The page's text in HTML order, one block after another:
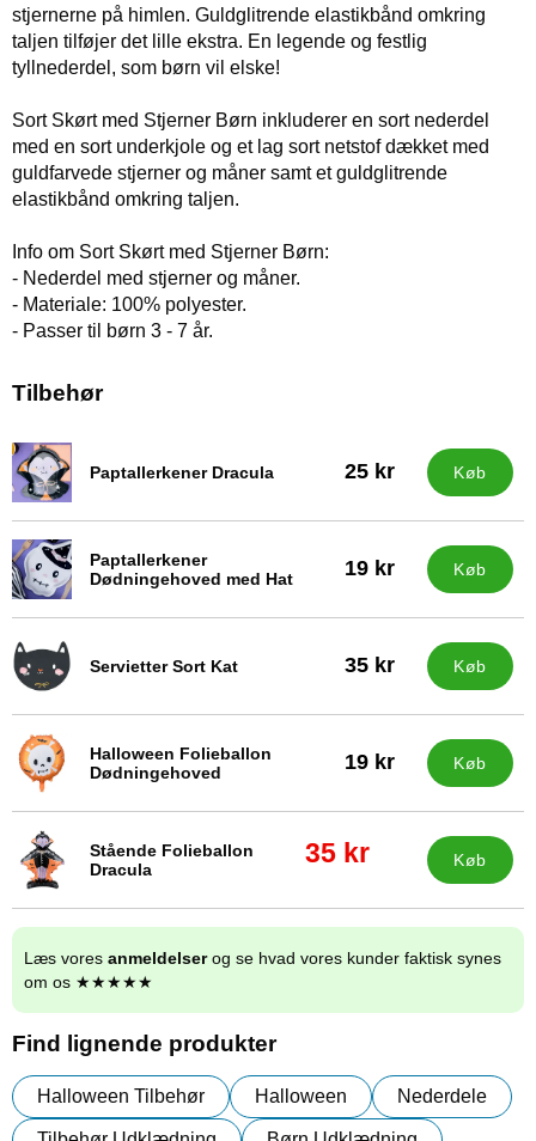
stjernerne på himlen. Guldglitrende elastikbånd omkring
taljen tilføjer det lille ekstra. En legende og festlig
tyllnederdel, som børn vil elske!
Sort Skørt med Stjerner Børn inkluderer en sort nederdel
med en sort underkjole og et lag sort netstof dækket med
guldfarvede stjerner og måner samt et guldglitrende
elastikbånd omkring taljen.
Info om Sort Skørt med Stjerner Børn:
- Nederdel med stjerner og måner.
- Materiale: 100% polyester.
- Passer til børn 3 - 7 år.
Tilbehør
Paptallerkener Dracula
Varenr 43777 25 kr Køb
Paptallerkener
Dødningehoved med Hat
Varenr 43778 19 kr Køb
Servietter Sort Kat
Varenr 43779 35 kr Køb
Halloween Folieballon
Dødningehoved
Varenr 43782 19 kr Køb
Stående Folieballon
Dracula
Varenr 43783
pris
35 kr Køb
Læs vores anmeldelserog se hvad vores kunder faktisk synes
om os ★★★★★
Find lignende produkter
Halloween Tilbehør Halloween Nederdele